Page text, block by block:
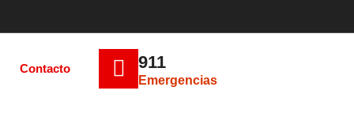
Contacto 911
Emergencias